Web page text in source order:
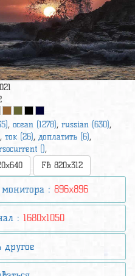
, ocean (1278), russian (630),
, ток (26), доплатить (6),
(),
FB 820x312
: 896x896
: 1680x1050
другое